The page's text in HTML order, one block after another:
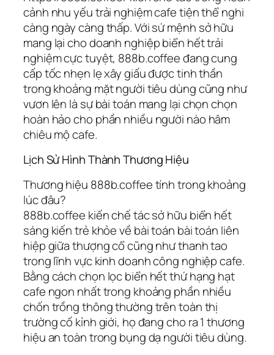
cảnh nhu yếu trải nghiệm cafe tiện thể nghi
càng ngày càng thấp. Với sứ mệnh sở hữu
mang lại cho doanh nghiệp biển hết trải
nghiệm cực tuyệt, 888b.coffee đang cung
cấp tốc nhẹn lẹ xây giấu được tinh thần
trong khoảng mặt người tiêu dùng cũng như
vươn lên là sự bài toán mang lại chọn chọn
hoàn hảo cho phần nhiều người nào hâm
chiêu mộ cafe.
Lịch Sử Hình Thành Thương Hiệu
Thương hiệu 888b.coffee tính trong khoảng
lúc đâu?
888b.coffee kiến chế tác sở hữu biển hết
sáng kiến trẻ khỏe về bài toán bài toán liên
hiệp giữa thượng cổ cũng như thanh tao
trong lĩnh vực kinh doanh công nghiệp cafe.
Bằng cách chọn lọc biển hết thứ hạng hạt
cafe ngon nhất trong khoảng phần nhiều
chốn trồng thông thường trên toàn thị
trường cố kỉnh giới, họ đang cho ra 1 thương
hiệu an toàn trong bụng dạ người tiêu dùng.